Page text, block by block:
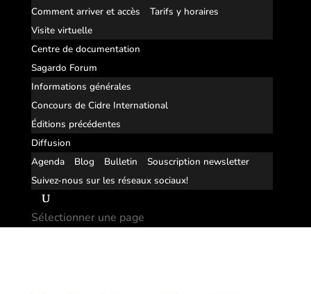
Comment arriver et accès
Tarifs y horaires
Visite virtuelle
Centre de documentation
Sagardo Forum
Informations générales
Concours de Cidre International
Éditions précédentes
Diffusion
Agenda
Blog Bulletin
Souscription newsletter
Suivez-nous sur les réseaux sociaux!
Sélectionner une page